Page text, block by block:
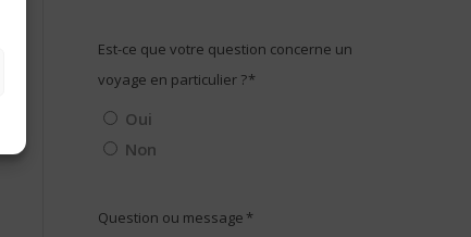
Est-ce que votre question concerne un
voyage en particulier ?*
Oui
Non
Question ou message *